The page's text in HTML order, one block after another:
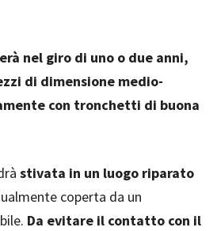
nel giro di uno o due anni,
di dimensione medio-
con tronchetti di buona
stivata in un luogo riparato
coperta da un
Da evitare il contatto con il